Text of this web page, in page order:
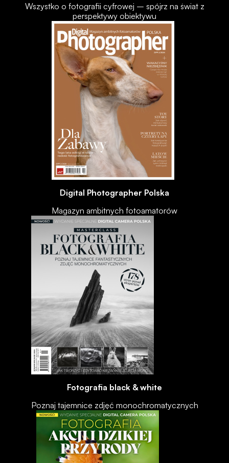
Wszystko o fotografii cyfrowej – spójrz na świat z
perspektywy obiektywu
Digital Photographer Polska
Magazyn ambitnych fotoamatorów
Fotografia black & white
Poznaj tajemnice zdjęć monochromatycznych